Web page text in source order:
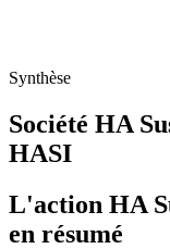
Synthèse
Société HA
HASI
L'action HA
en résumé